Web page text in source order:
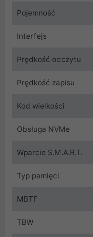
Pojemność
Interfejs
Prędkość odczytu
Prędkość zapisu
Kod wielkości
Obsługa NVMe
Wparcie S.M.A.R.T.
Typ pamięci
MBTF
TBW